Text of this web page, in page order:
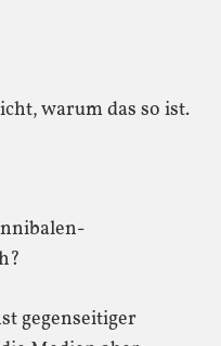
warum das so ist.
gegenseitiger